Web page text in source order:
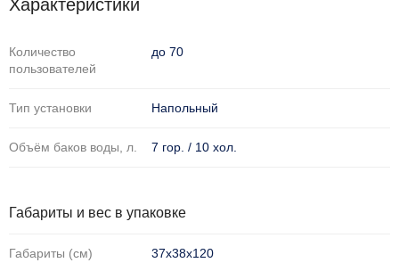
Характеристики
Количество
пользователей
до 70
Тип установки Напольный
Объём баков воды, л. 7 гор. / 10 хол.
Габариты и вес в упаковке
Габариты (см) 37х38х120